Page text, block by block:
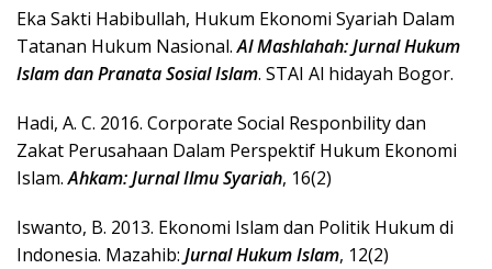
Eka Sakti Habibullah, Hukum Ekonomi Syariah Dalam
Tatanan Hukum Nasional.Al Mashlahah: Jurnal Hukum
Islam dan Pranata Sosial Islam. STAI Al hidayah Bogor.
Hadi, A. C. 2016. Corporate Social Responbility dan
Zakat Perusahaan Dalam Perspektif Hukum Ekonomi
Islam.Ahkam: Jurnal Ilmu Syariah, 16(2)
Iswanto, B. 2013. Ekonomi Islam dan Politik Hukum di
Indonesia. Mazahib: Jurnal Hukum Islam, 12(2)